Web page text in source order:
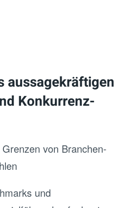
aussagekräftigen
Konkurrenz-
von Branchen-
und